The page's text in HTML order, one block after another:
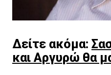
Δείτε ακόμα:
και Αργυρώ θα